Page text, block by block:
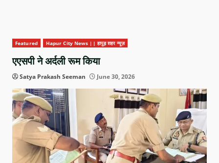
Featured Hapur City News || हापुड़ शहर न्यूज़
एएसपी ने अर्दली रूम किया
Satya Prakash Seeman June 30, 2026